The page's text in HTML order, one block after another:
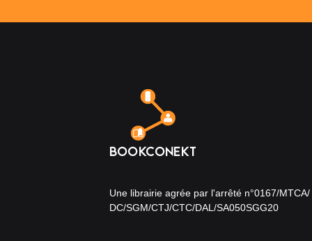
Une librairie agrée par l'arrêté n°0167/MTCA/
DC/SGM/CTJ/CTC/DAL/SA050SGG20